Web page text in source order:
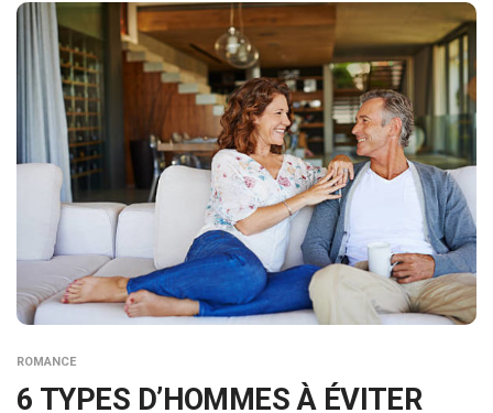
ROMANCE
6 TYPES D’HOMMES À ÉVITER